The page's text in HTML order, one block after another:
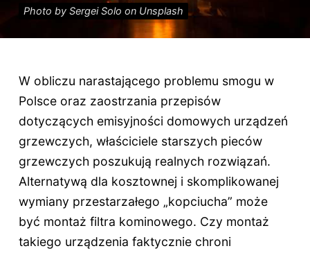
Photo by Sergei Solo on Unsplash
W obliczu narastającego problemu smogu w
Polsce oraz zaostrzania przepisów
dotyczących emisyjności domowych urządzeń
grzewczych, właściciele starszych pieców
grzewczych poszukują realnych rozwiązań.
Alternatywą dla kosztownej i skomplikowanej
wymiany przestarzałego „kopciucha” może
być montaż filtra kominowego. Czy montaż
takiego urządzenia faktycznie chroni